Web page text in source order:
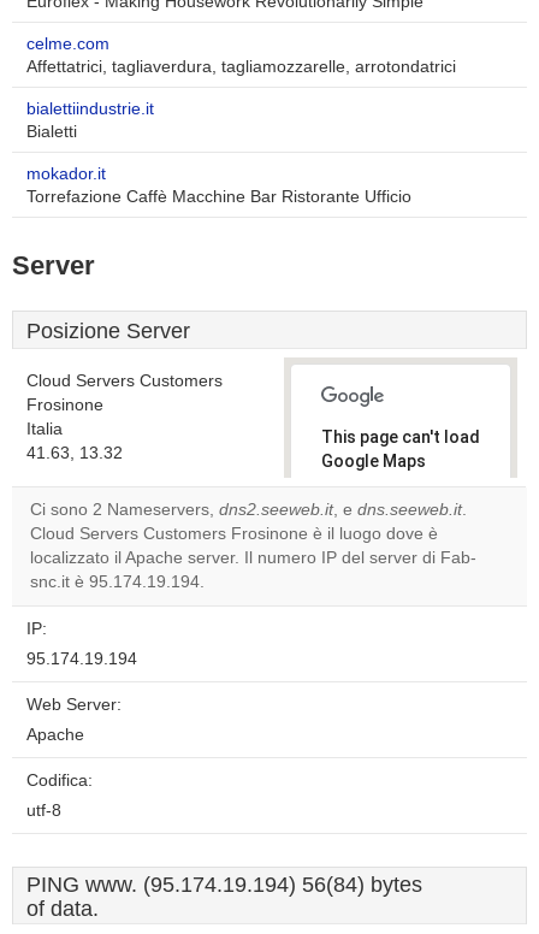
celme.com
Affettatrici, tagliaverdura, tagliamozzarelle, arrotondatrici
bialettiindustrie.it
Bialetti
mokador.it
Torrefazione Caffè Macchine Bar Ristorante Ufficio
Server
Posizione Server
Cloud Servers Customers
Frosinone
Italia
41.63, 13.32
This page can't load
Google Maps
correctly.
Do you
own this
OK
Ci sono 2 Nameservers, dns2.seeweb.it, e dns.seeweb.it.
Cloud Servers Customers Frosinone è il luogo dove è
localizzato il Apache server. Il numero IP del server di Fab-
snc.it è 95.174.19.194.
IP:
95.174.19.194
Web Server:
Apache
Codifica:
utf-8
PING www. (95.174.19.194) 56(84) bytes
of data.